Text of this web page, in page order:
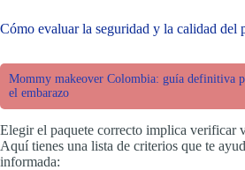
Cómo evaluar la seguridad y la calidad del
Mommy makeover Colombia: guía definitiva
el embarazo
Elegir el paquete correcto implica verificar
Aquí tienes una lista de criterios que te
informada: